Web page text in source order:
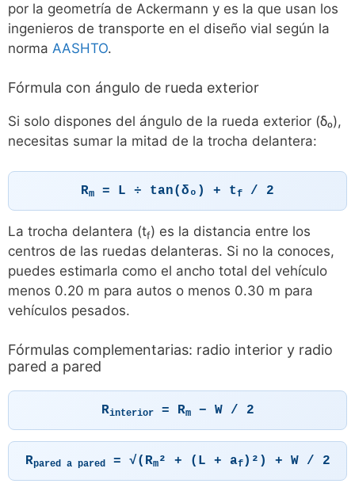
por la geometría de Ackermann y es la que usan los
ingenieros de transporte en el diseño vial según la
norma AASHTO.
Fórmula con ángulo de rueda exterior
Si solo dispones del ángulo de la rueda exterior (δₒ),
necesitas sumar la mitad de la trocha delantera:
Rm = L ÷ tan(δₒ) + tf / 2
La trocha delantera (tf) es la distancia entre los
centros de las ruedas delanteras. Si no la conoces,
puedes estimarla como el ancho total del vehículo
menos 0.20 m para autos o menos 0.30 m para
vehículos pesados.
Fórmulas complementarias: radio interior y radio
pared a pared
Rinterior= Rm− W / 2
Rpared a pared= √(Rm² + (L + af)²) + W / 2